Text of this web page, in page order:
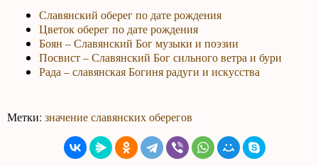
Славянский оберег по дате рождения
Цветок оберег по дате рождения
Боян – Славянский Бог музыки и поэзии
Посвист – Славянский Бог сильного ветра и бури
Рада – славянская Богиня радуги и искусства
Метки:значение славянских оберегов